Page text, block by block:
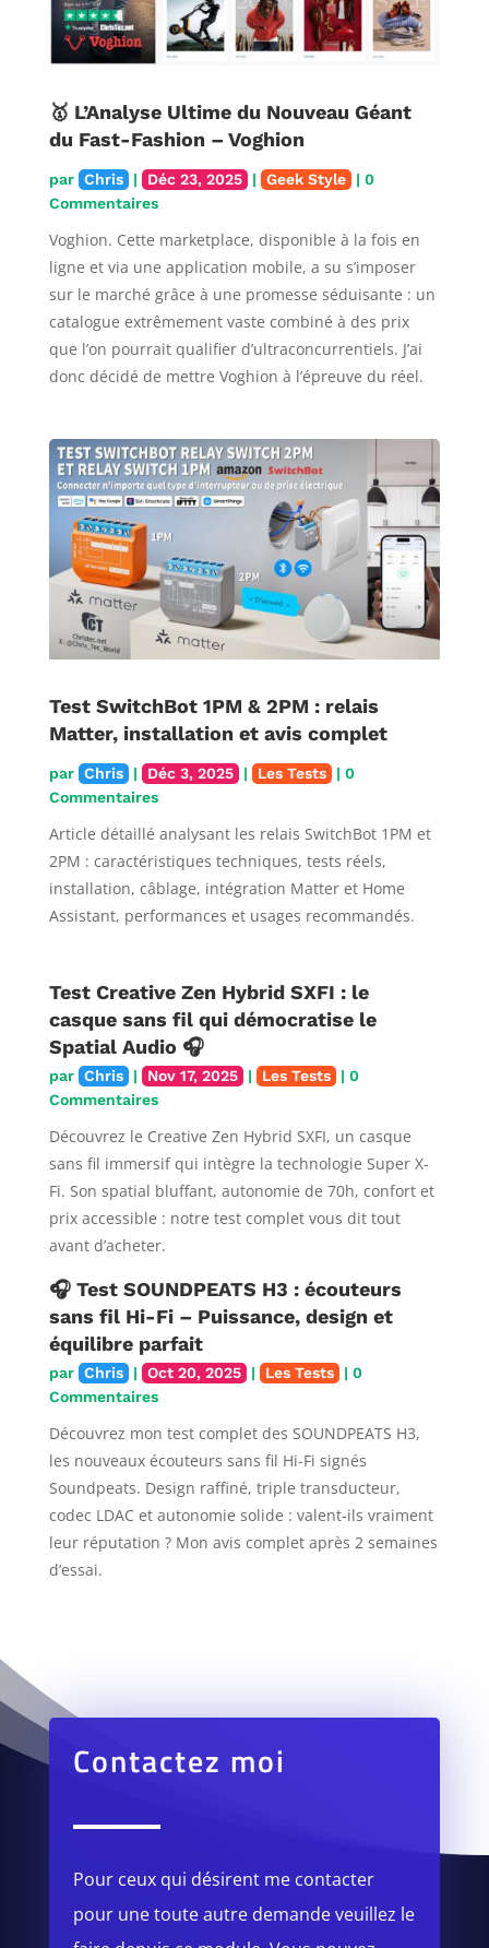
🥇 L’Analyse Ultime du Nouveau Géant
du Fast-Fashion – Voghion
par Chris | Déc 23, 2025 | Geek Style | 0
Commentaires
Voghion. Cette marketplace, disponible à la fois en
ligne et via une application mobile, a su s’imposer
sur le marché grâce à une promesse séduisante : un
catalogue extrêmement vaste combiné à des prix
que l’on pourrait qualifier d’ultraconcurrentiels. J’ai
donc décidé de mettre Voghion à l’épreuve du réel.
Test SwitchBot 1PM & 2PM : relais
Matter, installation et avis complet
par Chris | Déc 3, 2025 | Les Tests | 0
Commentaires
Article détaillé analysant les relais SwitchBot 1PM et
2PM : caractéristiques techniques, tests réels,
installation, câblage, intégration Matter et Home
Assistant, performances et usages recommandés.
Test Creative Zen Hybrid SXFI : le
casque sans fil qui démocratise le
Spatial Audio 🎧
par Chris | Nov 17, 2025 | Les Tests | 0
Commentaires
Découvrez le Creative Zen Hybrid SXFI, un casque
sans fil immersif qui intègre la technologie Super X-
Fi. Son spatial bluffant, autonomie de 70h, confort et
prix accessible : notre test complet vous dit tout
avant d’acheter.
🎧 Test SOUNDPEATS H3 : écouteurs
sans fil Hi-Fi – Puissance, design et
équilibre parfait
par Chris | Oct 20, 2025 | Les Tests | 0
Commentaires
Découvrez mon test complet des SOUNDPEATS H3,
les nouveaux écouteurs sans fil Hi-Fi signés
Soundpeats. Design raffiné, triple transducteur,
codec LDAC et autonomie solide : valent-ils vraiment
leur réputation ? Mon avis complet après 2 semaines
d’essai.
Contactez moi
Pour ceux qui désirent me contacter
pour une toute autre demande veuillez le